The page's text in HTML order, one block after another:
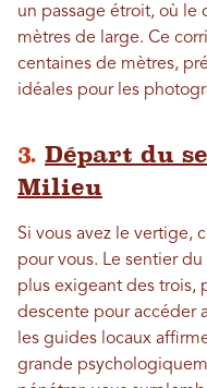
un passage étroit, où le
mètres de large. Ce
centaines de mètres,
idéales pour les
3. Départ du
Milieu
Si vous avez le vertige,
pour vous. Le sentier
plus exigeant des trois,
descente pour accéder
les guides locaux
grande